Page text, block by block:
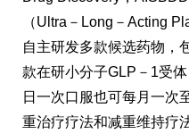
（Ultra－Long－Acting
自主研发多款候选药物，
款在研小分子GLP－1受
日一次口服也可每月一次
重治疗疗法和减重维持疗